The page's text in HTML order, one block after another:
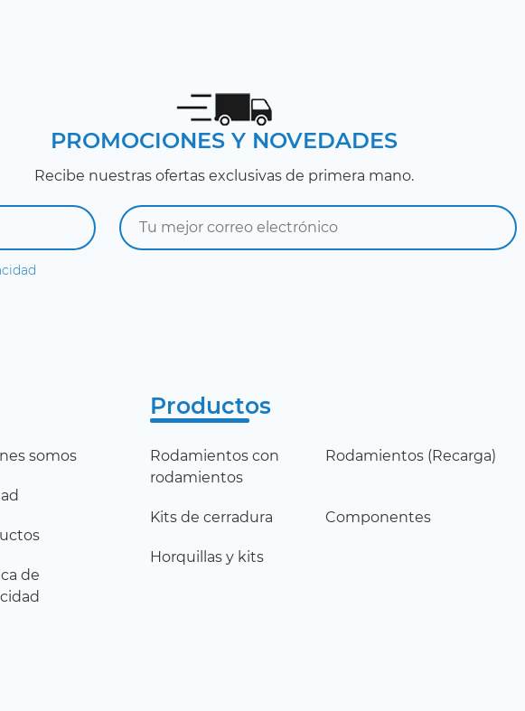
PROMOCIONES Y NOVEDADES
Recibe nuestras ofertas exclusivas de primera mano.
somos
de
Productos
Rodamientos con
rodamientos
Rodamientos (Recarga)
Kits de cerradura Componentes
Horquillas y kits